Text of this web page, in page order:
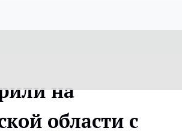
на
области с